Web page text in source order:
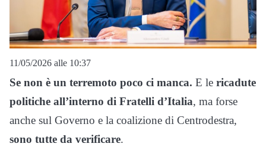
11/05/2026 alle 10:37
Se non è un terremoto poco ci manca. E le ricadute
politiche all’interno di Fratelli d’Italia, ma forse
anche sul Governo e la coalizione di Centrodestra,
sono tutte da verificare.